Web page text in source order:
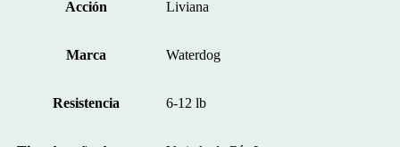
Acción Liviana
Marca Waterdog
Resistencia 6-12 lb